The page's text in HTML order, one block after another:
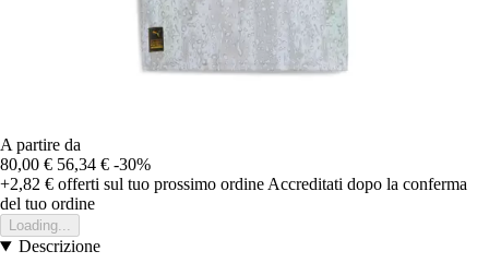
A partire da
80,00 € 56,34 € -30%
+2,82 € offerti sul tuo prossimo ordine Accreditati dopo la conferma
del tuo ordine
Loading...
Descrizione